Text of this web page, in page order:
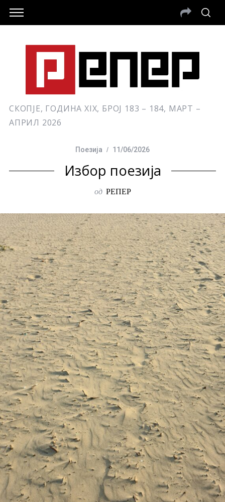
СКОПЈЕ, ГОДИНА XIX, БРОЈ 183 – 184, МАРТ –
АПРИЛ 2026
Поезија 11/06/2026
Избор поезија
од РЕПЕР